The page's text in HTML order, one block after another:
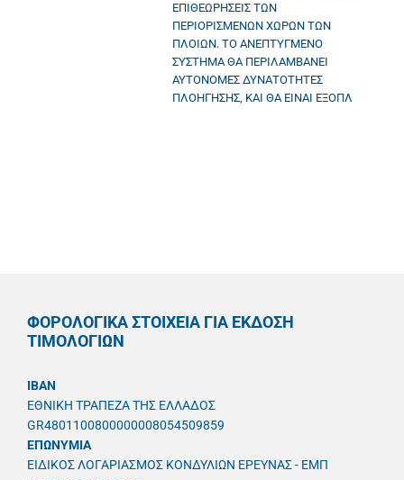
ΕΠΙΘΕΩΡΗΣΕΙΣ ΤΩΝ
ΠΕΡΙΟΡΙΣΜΕΝΩΝ ΧΩΡΩΝ ΤΩΝ
ΠΛΟΙΩΝ. ΤΟ ΑΝΕΠΤΥΓΜΕΝΟ
ΣΥΣΤΗΜΑ ΘΑ ΠΕΡΙΛΑΜΒΑΝΕΙ
ΑΥΤΟΝΟΜΕΣ ΔΥΝΑΤΟΤΗΤΕΣ
ΠΛΟΗΓΗΣΗΣ, ΚΑΙ ΘΑ ΕΙΝΑΙ ΕΞΟΠΛ
ΦΟΡΟΛΟΓΙΚΑ ΣΤΟΙΧΕΙΑ ΓΙΑ ΕΚΔΟΣΗ
ΤΙΜΟΛΟΓΙΩΝ
IBAN
ΕΘΝΙΚΗ ΤΡΑΠΕΖΑ ΤΗΣ ΕΛΛΑΔΟΣ
GR4801100800000008054509859
ΕΠΩΝΥΜΙΑ
ΕΙΔΙΚΟΣ ΛΟΓΑΡΙΑΣΜΟΣ ΚΟΝΔΥΛΙΩΝ ΕΡΕΥΝΑΣ - ΕΜΠ